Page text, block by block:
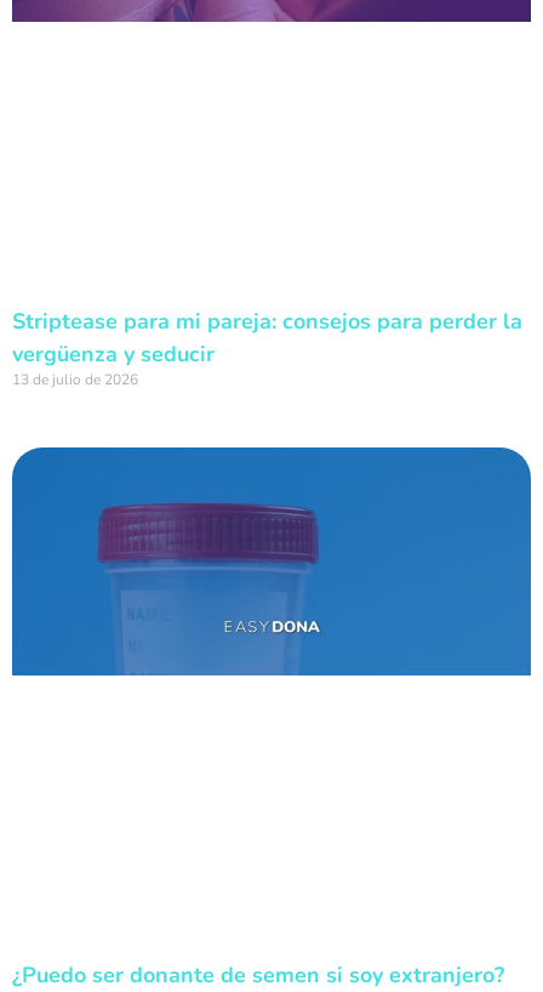
Striptease para mi pareja: consejos para perder la
vergüenza y seducir
13 de julio de 2026
¿Puedo ser donante de semen si soy extranjero?